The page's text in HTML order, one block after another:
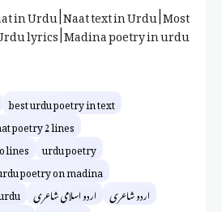
in Urdu | Naat text in Urdu | Most
lyrics | Madina poetry in urdu
best urdu poetry in text
poetry 2 lines
lines urdu poetry
poetry on madina
اردو اسلامی شاعری اردو شاعری